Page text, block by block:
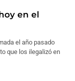
en el
el año pasado
que los ilegalizó en